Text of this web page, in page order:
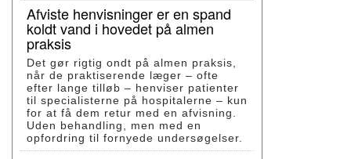
Afviste henvisninger er en spand
koldt vand i hovedet på almen
praksis
Det gør rigtig ondt på almen praksis,
når de praktiserende læger – ofte
efter lange tilløb – henviser patienter
til specialisterne på hospitalerne – kun
for at få dem retur med en afvisning.
Uden behandling, men med en
opfordring til fornyede undersøgelser.